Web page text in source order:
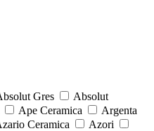
Gres
Absolut
Ape Ceramica
Argenta
Ceramica
Azori